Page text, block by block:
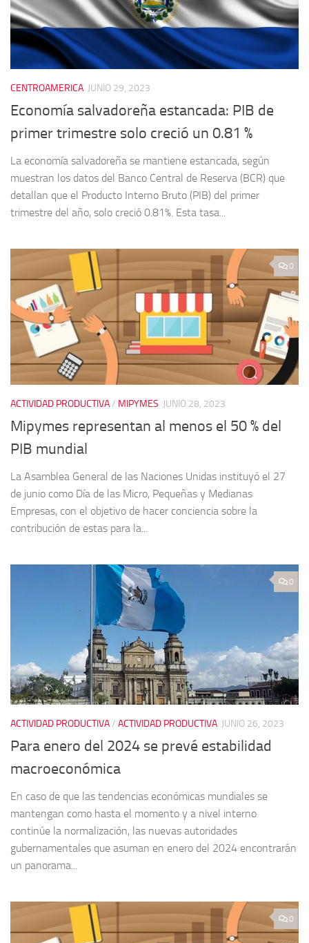
CENTROAMERICA JUNIO 29, 2023
Economía salvadoreña estancada: PIB de
primer trimestre solo creció un 0.81 %
La economía salvadoreña se mantiene estancada, según
muestran los datos del Banco Central de Reserva (BCR) que
detallan que el Producto Interno Bruto (PIB) del primer
trimestre del año, solo creció 0.81%. Esta tasa...
0
ACTIVIDAD PRODUCTIVA/ MIPYMES JUNIO 28, 2023
Mipymes representan al menos el 50 % del
PIB mundial
La Asamblea General de las Naciones Unidas instituyó el 27
de junio como Día de las Micro, Pequeñas y Medianas
Empresas, con el objetivo de hacer conciencia sobre la
contribución de estas para la...
0
ACTIVIDAD PRODUCTIVA/ ACTIVIDAD PRODUCTIVA JUNIO 26, 2023
Para enero del 2024 se prevé estabilidad
macroeconómica
En caso de que las tendencias económicas mundiales se
mantengan como hasta el momento y a nivel interno
continúe la normalización, las nuevas autoridades
gubernamentales que asuman en enero del 2024 encontrarán
un panorama...
0